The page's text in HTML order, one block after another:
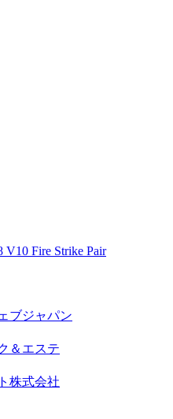
V10 Fire Strike Pair
ブジャパン
＆エステ
株式会社